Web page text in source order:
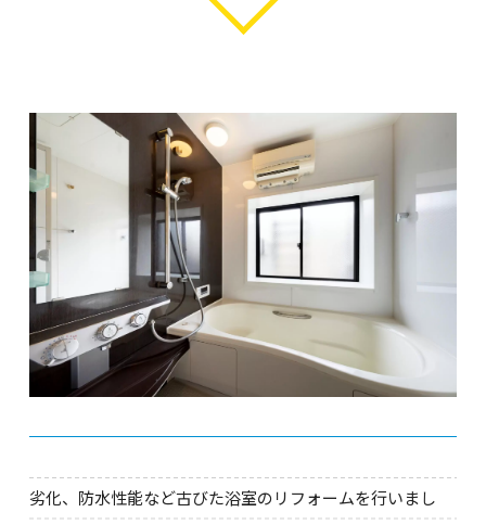
劣化、防水性能など古びた浴室のリフォームを行いまし